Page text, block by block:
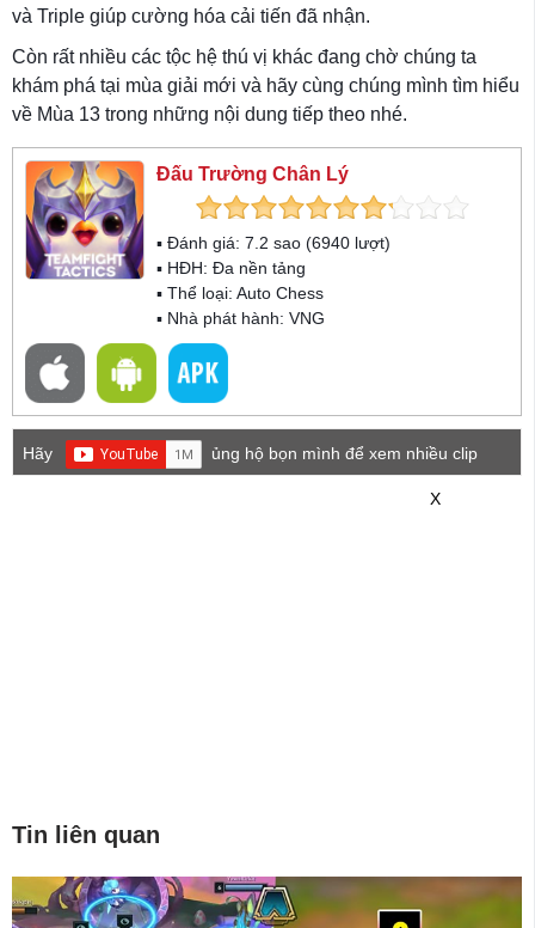
và Triple giúp cường hóa cải tiến đã nhận.
Còn rất nhiều các tộc hệ thú vị khác đang chờ chúng ta
khám phá tại mùa giải mới và hãy cùng chúng mình tìm hiểu
về Mùa 13 trong những nội dung tiếp theo nhé.
Đấu Trường Chân Lý
▪ Đánh giá: 7.2 sao (6940 lượt)
▪ HĐH: Đa nền tảng
▪ Thể loại: Auto Chess
▪ Nhà phát hành: VNG
Hãy
ủng hộ bọn mình để xem nhiều clip
X
Tin liên quan